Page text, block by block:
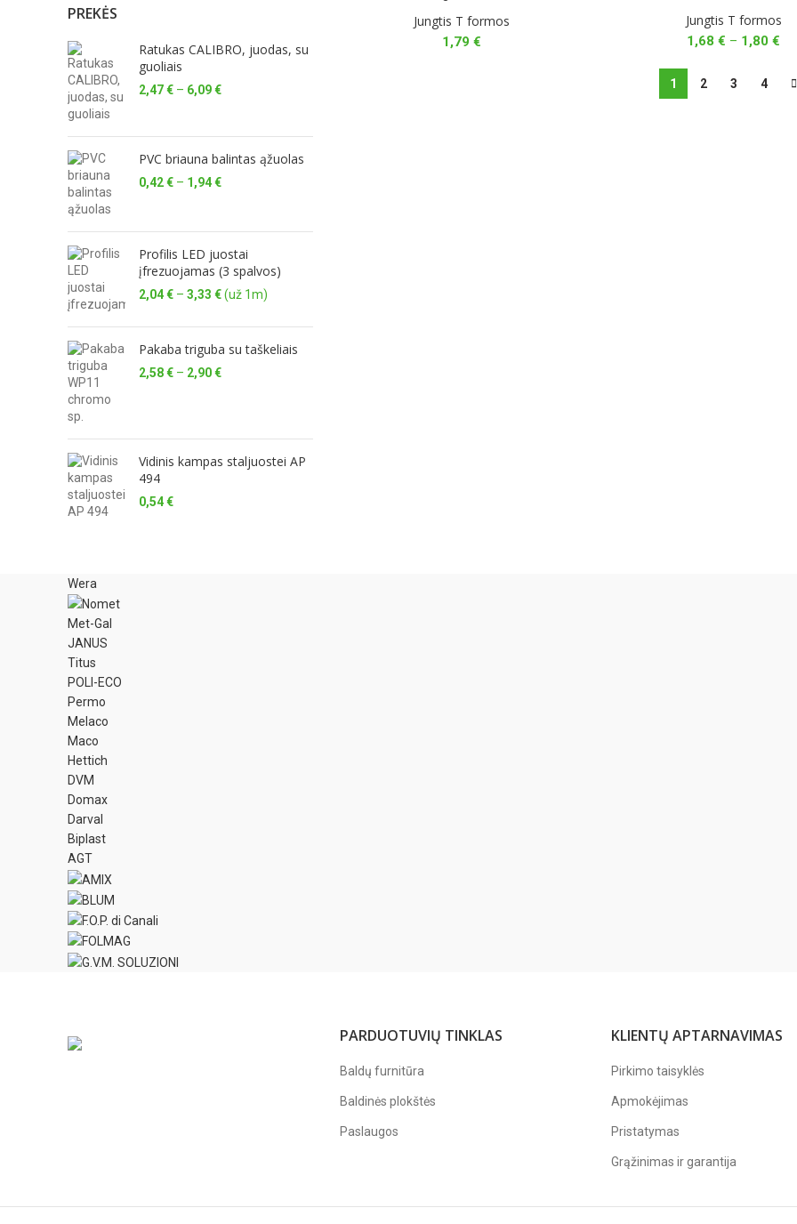
PREKĖS
Ratukas CALIBRO, juodas, su
guoliais
2,47€ – 6,09€Price
through
6,09 €
PVC briauna balintas ąžuolas
0,42€ – 1,94€Price
through
1,94 €
Profilis LED juostai
įfrezuojamas (3 spalvos)
2,04€ – 3,33 €Price
2,04 €
through
(už 1m)
Pakaba triguba su taškeliais
2,58€ – 2,90€Price
2,90 €
Vidinis kampas staljuostei AP
494
0,54€
Jungtis T formos
1,79€
Jungtis T formos
1,68€ – 1,80€
1 2 3 4
Wera
Met-Gal
JANUS
Titus
POLI-ECO
Permo
Melaco
Maco
Hettich
DVM
Domax
Darval
Biplast
AGT
PARDUOTUVIŲ TINKLAS
Baldų furnitūra
Baldinės plokštės
Paslaugos
KLIENTŲ APTARNAVIMAS
Pirkimo taisyklės
Apmokėjimas
Pristatymas
Grąžinimas ir garantija